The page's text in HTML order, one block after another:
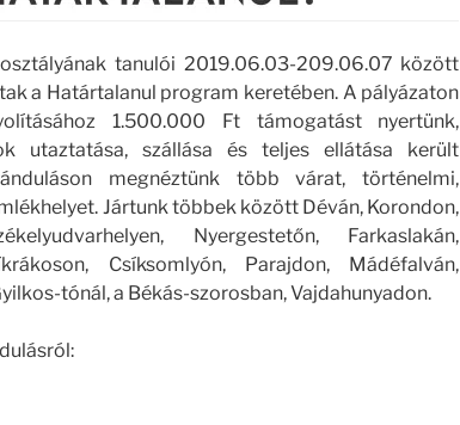
tanulói 2019.06.03-209.06.07 között
a Határtalanul program keretében. A pályázaton
1.500.000 Ft támogatást nyertünk,
utaztatása, szállása és teljes ellátása került
megnéztünk több várat, történelmi,
Jártunk többek között Déván, Korondon,
Nyergestetőn, Farkaslakán,
Csíksomlyón, Parajdon, Mádéfalván,
tónál, a Békás-szorosban, Vajdahunyadon.